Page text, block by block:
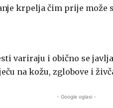
krpelja čim prije
variraju i obično se
na kožu, zglobove i
- Google oglasi -